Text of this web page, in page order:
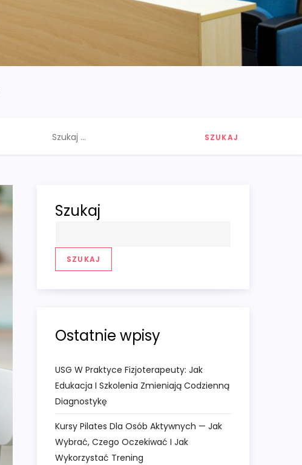
Szukaj
SZUKAJ
Ostatnie wpisy
USG W Praktyce Fizjoterapeuty: Jak
Edukacja I Szkolenia Zmieniają Codzienną
Diagnostykę
Kursy Pilates Dla Osób Aktywnych — Jak
Wybrać, Czego Oczekiwać I Jak
Wykorzystać Trening